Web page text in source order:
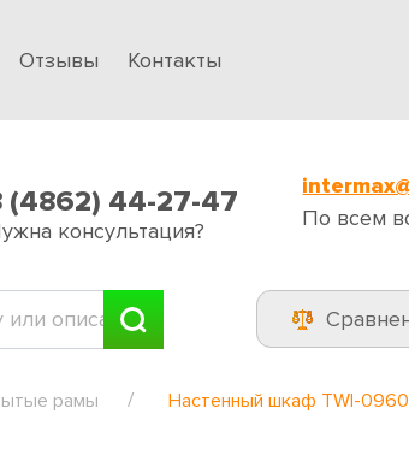
Отзывы Контакты
(4862) 44-27-47
консультация?
По всем
рамы Настенный шкаф TWI-